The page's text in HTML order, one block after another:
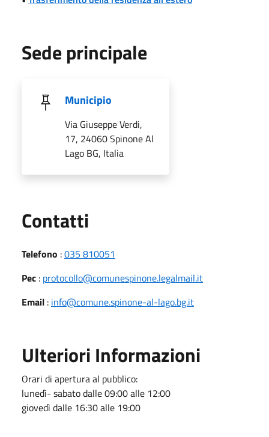
Sede principale
Municipio
Via Giuseppe Verdi,
17, 24060 Spinone Al
Lago BG, Italia
Contatti
Telefono :035 810051
Pec : protocollo@comunespinone.legalmail.it
Email : info@comune.spinone-al-lago.bg.it
Ulteriori Informazioni
Orari di apertura al pubblico:
lunedì- sabato dalle 09:00 alle 12:00
giovedì dalle 16:30 alle 19:00